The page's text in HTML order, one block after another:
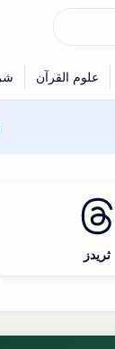
ثريدز